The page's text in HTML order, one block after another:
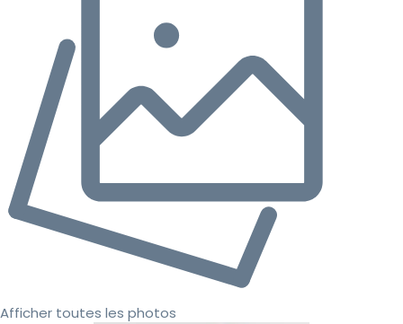
Afficher toutes les photos